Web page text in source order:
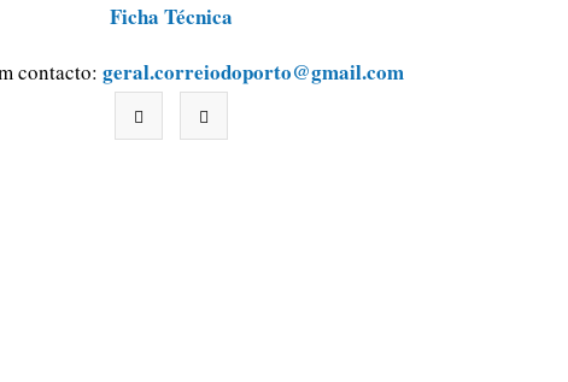
Ficha Técnica
contacto:geral.correiodoporto@gmail.com